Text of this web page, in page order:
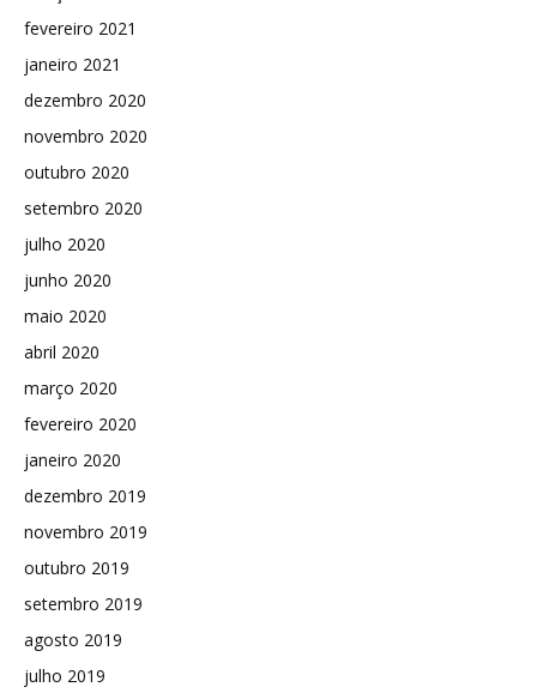
fevereiro 2021
janeiro 2021
dezembro 2020
novembro 2020
outubro 2020
setembro 2020
julho 2020
junho 2020
maio 2020
abril 2020
março 2020
fevereiro 2020
janeiro 2020
dezembro 2019
novembro 2019
outubro 2019
setembro 2019
agosto 2019
julho 2019